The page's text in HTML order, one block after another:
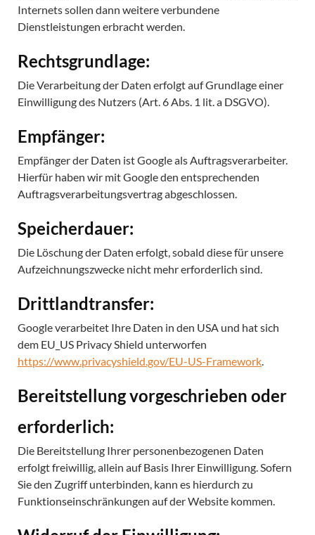
Internets sollen dann weitere verbundene
Dienstleistungen erbracht werden.
Rechtsgrundlage:
Die Verarbeitung der Daten erfolgt auf Grundlage einer
Einwilligung des Nutzers (Art. 6 Abs. 1 lit. a DSGVO).
Empfänger:
Empfänger der Daten ist Google als Auftragsverarbeiter.
Hierfür haben wir mit Google den entsprechenden
Auftragsverarbeitungsvertrag abgeschlossen.
Speicherdauer:
Die Löschung der Daten erfolgt, sobald diese für unsere
Aufzeichnungszwecke nicht mehr erforderlich sind.
Drittlandtransfer:
Google verarbeitet Ihre Daten in den USA und hat sich
dem EU_US Privacy Shield unterworfen
https://www.privacyshield.gov/EU-US-Framework.
Bereitstellung vorgeschrieben oder
erforderlich:
Die Bereitstellung Ihrer personenbezogenen Daten
erfolgt freiwillig, allein auf Basis Ihrer Einwilligung. Sofern
Sie den Zugriff unterbinden, kann es hierdurch zu
Funktionseinschränkungen auf der Website kommen.